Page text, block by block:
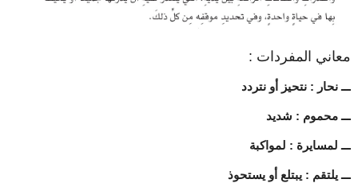
معاني المفردات :
ـــ نحار : نتحيز أو نتردد
ـــ محموم : شديد
ـــ لمسايرة : لمواكبة
ـــ يلتقم : يبتلع أو يستحوذ